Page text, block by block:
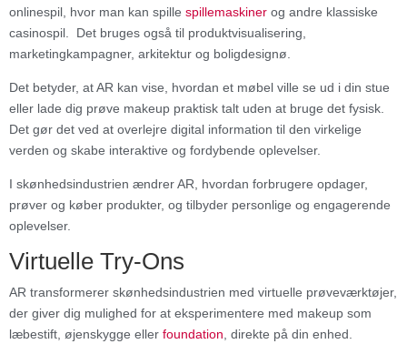
onlinespil, hvor man kan spille spillemaskiner og andre klassiske
casinospil. Det bruges også til produktvisualisering,
marketingkampagner, arkitektur og boligdesignø.
Det betyder, at AR kan vise, hvordan et møbel ville se ud i din stue
eller lade dig prøve makeup praktisk talt uden at bruge det fysisk.
Det gør det ved at overlejre digital information til den virkelige
verden og skabe interaktive og fordybende oplevelser.
I skønhedsindustrien ændrer AR, hvordan forbrugere opdager,
prøver og køber produkter, og tilbyder personlige og engagerende
oplevelser.
Virtuelle Try-Ons
AR transformerer skønhedsindustrien med virtuelle prøveværktøjer,
der giver dig mulighed for at eksperimentere med makeup som
læbestift, øjenskygge eller foundation, direkte på din enhed.